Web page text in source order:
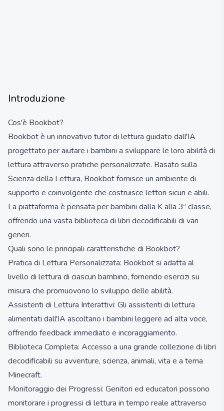
Introduzione
Cos'è Bookbot?
Bookbot è un innovativo tutor di lettura guidato dall'IA
progettato per aiutare i bambini a sviluppare le loro abilità di
lettura attraverso pratiche personalizzate. Basato sulla
Scienza della Lettura, Bookbot fornisce un ambiente di
supporto e coinvolgente che costruisce lettori sicuri e abili.
La piattaforma è pensata per bambini dalla K alla 3ª classe,
offrendo una vasta biblioteca di libri decodificabili di vari
generi.
Quali sono le principali caratteristiche di Bookbot?
Pratica di Lettura Personalizzata: Bookbot si adatta al
livello di lettura di ciascun bambino, fornendo esercizi su
misura che promuovono lo sviluppo delle abilità.
Assistenti di Lettura Interattivi: Gli assistenti di lettura
alimentati dall'IA ascoltano i bambini leggere ad alta voce,
offrendo feedback immediato e incoraggiamento.
Biblioteca Completa: Accesso a una grande collezione di libri
decodificabili su avventure, scienza, animali, vita e a tema
Minecraft.
Monitoraggio dei Progressi: Genitori ed educatori possono
monitorare i progressi di lettura in tempo reale attraverso